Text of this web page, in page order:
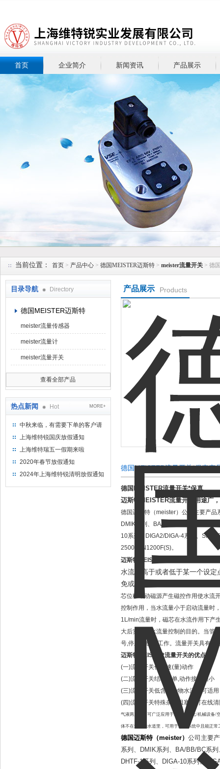
上海维特锐实业发展有限公司
首页 企业简介 新闻资讯 产品展示
当前位置： 首页 > 产品中心 > 德国MEISTER迈斯特 > meister流量开关 > 德
目录导航 Directory
德国MEISTER迈斯特
meister流量传感器
meister流量计
meister流量开关
查看全部产品
热点新闻 Hot MORE+
中秋来临，有需要下单的客户请
提前下单
上海维特锐国庆放假通知
上海维特瑞五一假期来啦
2020年春节放假通知
2024年上海维特锐清明放假通知
产品展示 Products
德国MEISTER流量开关*保真产
德国MEISTER流量开关*保真
迈斯特MEISTER流量开关用途广
德国迈斯特（meister）公司主要产
DMIK系列、BA/BB/BC系列、BF系
10系列、DIGA2/DIGA-4系列、SF/
2500LSN1200F(S)。
迈斯特MEISTER流量开关
水流量高于或者低于某一个设
免或减少主机"干烧"。
芯位移带动磁源产生磁控作用使水流
控制作用，当水流量小于启动流量时
1L/min流量时，磁芯在水流作用下产
大后实现以水流量控制的目的。当管
号,停止系统的工作。流量开关具有灵
迈斯特MEISTER流量开关的优点
(一)流量开关低流速(量)动作
(二)流量开关结构简单,动作接触面小
(三)流量开关低含量杂物水流也可适用
(四)流量开关特殊杂物阻塞时可在线
气液两用型，可广泛应用于工业自动化/机械设备/
体不在流动的水道里，可用于污水系统中且能正常
德国迈斯特（meister） 公司主要
系列、DMIK系列、BA/BB/BC系
DHTF-1系列、DIGA-10系列、